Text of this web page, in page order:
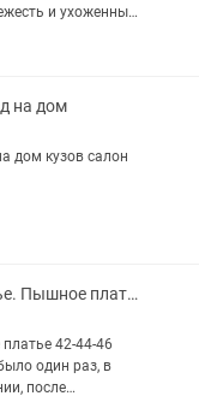
и ухоженный
пятен,
на дом
дом кузов салон
Свадебное платье. Пышное платье.Свадьба
42-44-46
один раз, в
после